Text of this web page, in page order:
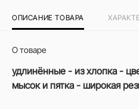
ОПИСАНИЕ ТОВАРА
О товаре
удлинённые - из хлопка -
мысок и пятка - широкая